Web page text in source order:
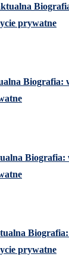
prywatne
Biografia:
Biografia:
prywatne